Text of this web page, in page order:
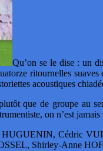
Qu’on se le dise : un
ritournelles
acoustiques
que de groupe au
on n’est
HUGUENIN, Cédric
Shirley-Anne